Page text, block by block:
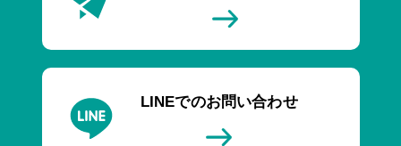
LINEでのお問い合わせ